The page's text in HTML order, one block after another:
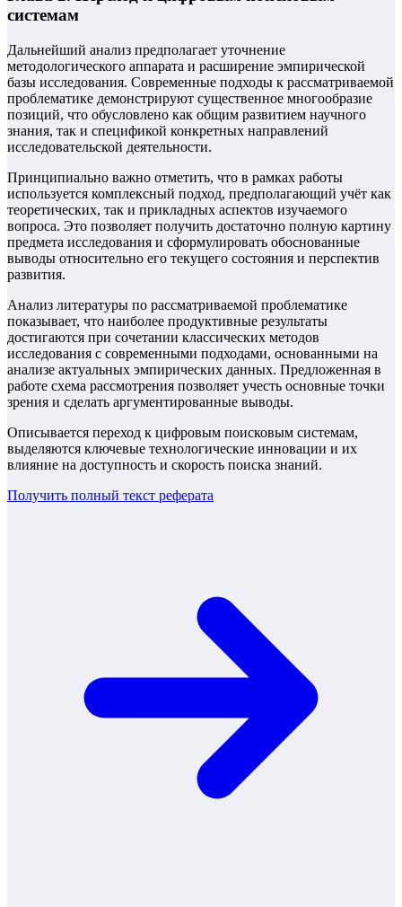
системам
Дальнейший анализ предполагает уточнение
методологического аппарата и расширение эмпирической
базы исследования. Современные подходы к рассматриваемой
проблематике демонстрируют существенное многообразие
позиций, что обусловлено как общим развитием научного
знания, так и спецификой конкретных направлений
исследовательской деятельности.
Принципиально важно отметить, что в рамках работы
используется комплексный подход, предполагающий учёт как
теоретических, так и прикладных аспектов изучаемого
вопроса. Это позволяет получить достаточно полную картину
предмета исследования и сформулировать обоснованные
выводы относительно его текущего состояния и перспектив
развития.
Анализ литературы по рассматриваемой проблематике
показывает, что наиболее продуктивные результаты
достигаются при сочетании классических методов
исследования с современными подходами, основанными на
анализе актуальных эмпирических данных. Предложенная в
работе схема рассмотрения позволяет учесть основные точки
зрения и сделать аргументированные выводы.
Описывается переход к цифровым поисковым системам,
выделяются ключевые технологические инновации и их
влияние на доступность и скорость поиска знаний.
Получить полный текст реферата